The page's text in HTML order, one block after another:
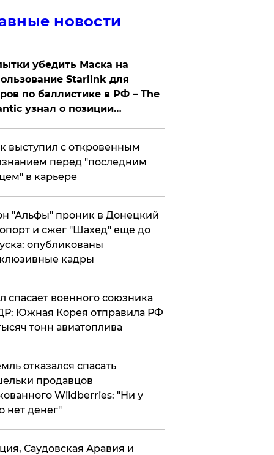
новости
убедить Маска на
Starlink для
по баллистике в РФ – The
узнал о позиции
выступил с откровенным
перед "последним
в карьере
"Альфы" проник в Донецкий
и сжег "Шахед" еще до
опубликованы
кадры
спасает военного союзника
Южная Корея отправила РФ
тонн авиатоплива
отказался спасать
продавцов
Wildberries: "Ни у
нет денег"
Саудовская Аравия и